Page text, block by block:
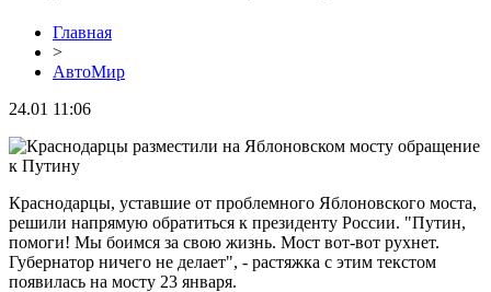
Главная
>
АвтоМир
24.01 11:06
Краснодарцы, уставшие от проблемного Яблоновского моста,
решили напрямую обратиться к президенту России. "Путин,
помоги! Мы боимся за свою жизнь. Мост вот-вот рухнет.
Губернатор ничего не делает", - растяжка с этим текстом
появилась на мосту 23 января.